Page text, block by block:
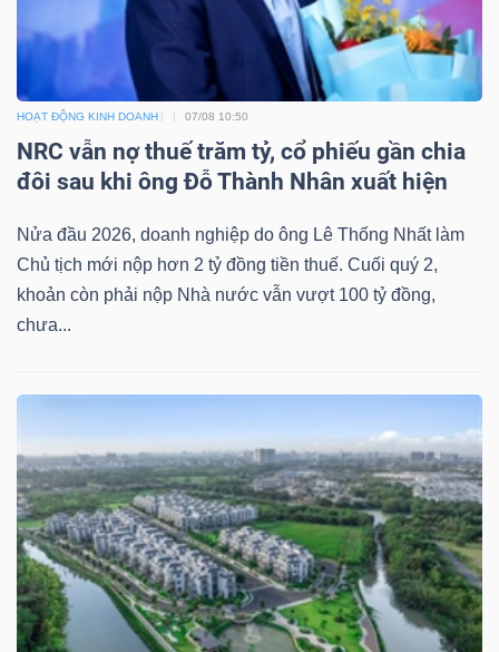
HOẠT ĐỘNG KINH DOANH 07/08 10:50
NRC vẫn nợ thuế trăm tỷ, cổ phiếu gần chia
đôi sau khi ông Đỗ Thành Nhân xuất hiện
Nửa đầu 2026, doanh nghiệp do ông Lê Thống Nhất làm
Chủ tịch mới nộp hơn 2 tỷ đồng tiền thuế. Cuối quý 2,
khoản còn phải nộp Nhà nước vẫn vượt 100 tỷ đồng,
chưa...